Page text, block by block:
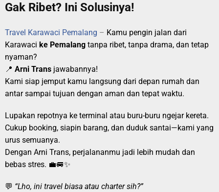
Gak Ribet? Ini Solusinya!
Travel Karawaci Pemalang – Kamu pengin jalan dari
Karawaci ke Pemalang tanpa ribet, tanpa drama, dan tetap
nyaman?
📍 Arni Trans jawabannya!
Kami siap jemput kamu langsung dari depan rumah dan
antar sampai tujuan dengan aman dan tepat waktu.
Lupakan repotnya ke terminal atau buru-buru ngejar kereta.
Cukup booking, siapin barang, dan duduk santai—kami yang
urus semuanya.
Dengan Arni Trans, perjalananmu jadi lebih mudah dan
bebas stres. 💼🚐✨
💬 “Lho, ini travel biasa atau charter sih?”